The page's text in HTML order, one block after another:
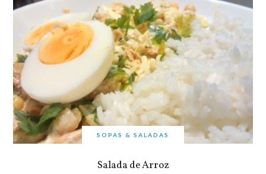
SOPAS & SALADAS
Salada de Arroz